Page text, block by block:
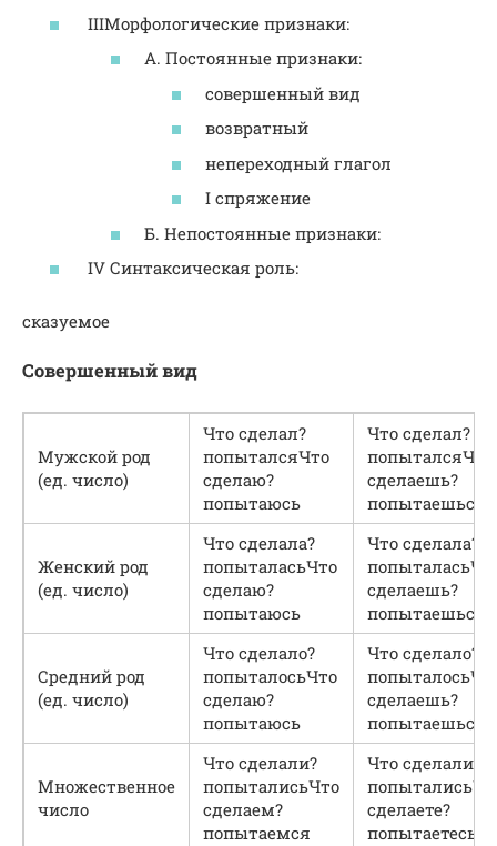
IIIМорфологические признаки:
А. Постоянные признаки:
совершенный вид
возвратный
непереходный глагол
I спряжение
Б. Непостоянные признаки:
IV Синтаксическая роль:
сказуемое
Совершенный вид
Мужской род
(ед. число)
Что сделал?
попыталсяЧто
сделаю?
попытаюсь
Что сделал?
попыталсяЧто
сделаешь?
попытаешься
Женский род
(ед. число)
Что сделала?
попыталасьЧто
сделаю?
попытаюсь
Что сделала?
сделаешь?
попытаешься
Средний род
(ед. число)
Что сделало?
попыталосьЧто
сделаю?
попытаюсь
Что сделало?
сделаешь?
попытаешься
Множественное
число
Что сделали?
попыталисьЧто
сделаем?
попытаемся
Что сделали?
сделаете?
попытаетесь